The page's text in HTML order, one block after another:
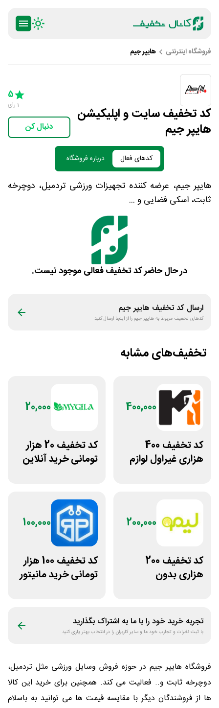
فروشگاه اینترنتی هایپر جیم
کد تخفیف سایت و اپلیکیشن
هایپر جیم
5 Stars
5
1 رای
دنبال کن
کدهای فعال درباره فروشگاه
هایپر جیم، عرضه کننده تجهیزات ورزشی تردمیل، دوچرخه
ثابت، اسکی فضایی و ...
در حال حاضر کد تخفیف فعالی موجود نیست.
ارسال کد تخفیف هایپر جیم
کدهای تخفیف مربوط بههایپر جیمرا از اینجا ارسال کنید
تخفیف‌های مشابه
400,000
کد تخفیف 400
هزاری غیراول لوازم
20,000
کد تخفیف 20 هزار
تومانی خرید آنلاین
200,000
کد تخفیف 200
هزاری بدون
100,000
کد تخفیف 100 هزار
تومانی خرید مانیتور
تجربه خرید خود را با ما به اشتراک بگذارید
با ثبت نظرات و تجارب خود ما و سایر کاربران را در انتخاب بهتر یاری کنید
فروشگاه هایپر جیم در حوزه فروش وسایل ورزشی مثل تردمیل،
دوچرخه ثابت و.. فعالیت می کند. همچنین برای خرید این کالا
ها از فروشندگان دیگر با مقایسه قیمت ها می توانید به باسلام